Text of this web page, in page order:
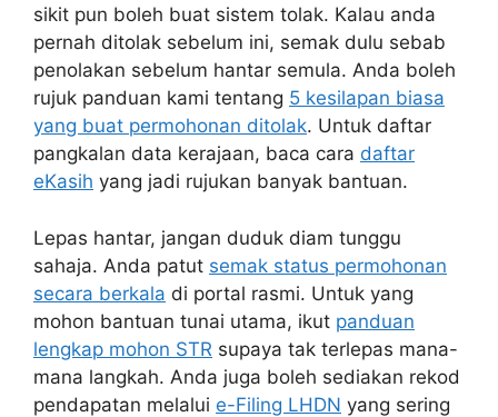
sikit pun boleh buat sistem tolak. Kalau anda
pernah ditolak sebelum ini, semak dulu sebab
penolakan sebelum hantar semula. Anda boleh
rujuk panduan kami tentang 5 kesilapan biasa
yang buat permohonan ditolak. Untuk daftar
pangkalan data kerajaan, baca cara daftar
eKasih yang jadi rujukan banyak bantuan.
Lepas hantar, jangan duduk diam tunggu
sahaja. Anda patut semak status permohonan
secara berkala di portal rasmi. Untuk yang
mohon bantuan tunai utama, ikut panduan
lengkap mohon STR supaya tak terlepas mana-
mana langkah. Anda juga boleh sediakan rekod
pendapatan melalui e-Filing LHDN yang sering